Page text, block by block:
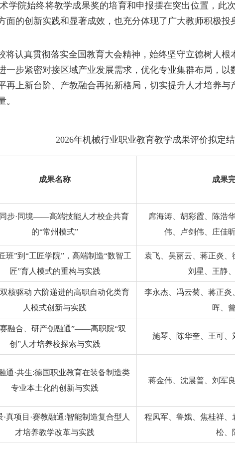
学院始终将教学成果奖的培育和申报摆在突出位置，此
面的创新实践和显著成效，也充分体现了广大教师积极
认真贯彻落实全国教育大会精神，始终坚守立德树人根
一步紧密对接区域产业发展需求，优化专业集群布局，
再上新台阶、产教融合再拓新格局，切实提升人才培养
。
2026年机械行业职业教育教学成果评价拟定
成果名称 成果
同步·同境——高端技能人才校企共育
的“常州模式”
席海涛、胡彩霞、陈浩
伟、卢剑伟、庄佳
班”到“工匠学院”，高端制造“数智工
匠”育人模式的重构与实践
袁飞、吴丽云、蒋正炎、
刘星、王静
核驱动 六阶递进的高职自动化类育
人模式创新与实践
李永杰、冯云菊、蒋正
晖、
融合、研产创融通”——高职院“双
创”人才培养校探索与实践
施琴、陈华奎、王可
通·共生:德国职业教育在装备制造类
专业本土化的创新与实践
蒋金伟、沈晨普、刘军
·真项目·赛教融通:智能制造复合型人
才培养教学改革与实践
程凤军、鲁娥、焦桂祥
松、